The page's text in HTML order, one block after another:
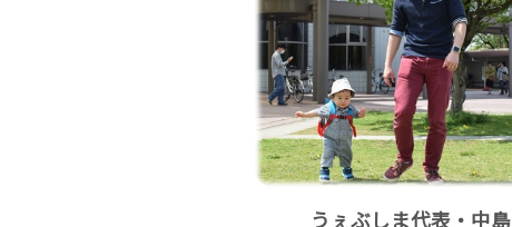
うぇぶしま代表・中島